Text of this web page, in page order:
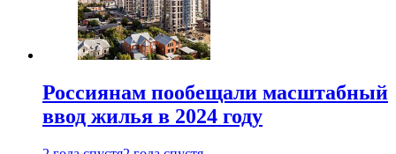
Россиянам пообещали масштабный
ввод жилья в 2024 году